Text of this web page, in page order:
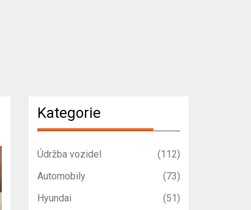
Kategorie
Údržba vozidel
(112)
Automobily
(73)
Hyundai
(51)